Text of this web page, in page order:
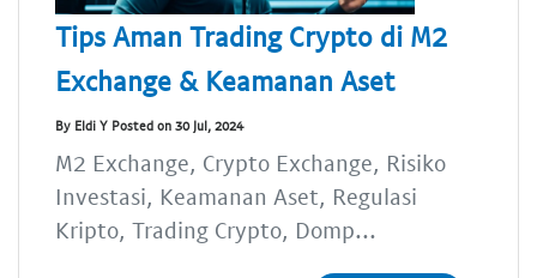
Tips Aman Trading Crypto di M2
Exchange & Keamanan Aset
By Eldi Y Posted on 30 Jul, 2024
M2 Exchange, Crypto Exchange, Risiko
Investasi, Keamanan Aset, Regulasi
Kripto, Trading Crypto, Domp...